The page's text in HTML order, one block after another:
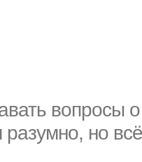
вопросы о
но